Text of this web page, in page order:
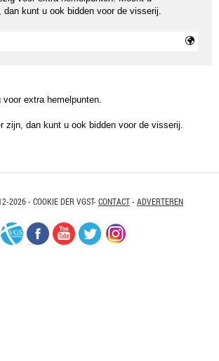
dan kunt u ook bidden voor de visserij.
extra hemelpunten.
zijn, dan kunt u ook bidden voor de visserij.
2026 - COOKIE DER VGST- CONTACT- ADVERTEREN